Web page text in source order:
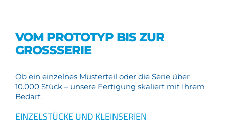
VOM PROTOTYP BIS ZUR
GROSSSERIE
Ob ein einzelnes Musterteil oder die Serie über
10.000 Stück – unsere Fertigung skaliert mit Ihrem
Bedarf.
EINZELSTÜCKE UND KLEINSERIEN